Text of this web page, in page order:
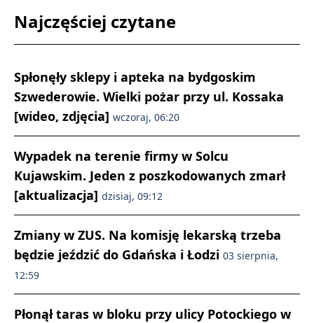
Najczęściej czytane
Spłonęły sklepy i apteka na bydgoskim
Szwederowie. Wielki pożar przy ul. Kossaka
[wideo, zdjęcia] wczoraj, 06:20
Wypadek na terenie firmy w Solcu
Kujawskim. Jeden z poszkodowanych zmarł
[aktualizacja] dzisiaj, 09:12
Zmiany w ZUS. Na komisję lekarską trzeba
będzie jeździć do Gdańska i Łodzi 03 sierpnia,
12:59
Płonął taras w bloku przy ulicy Potockiego w